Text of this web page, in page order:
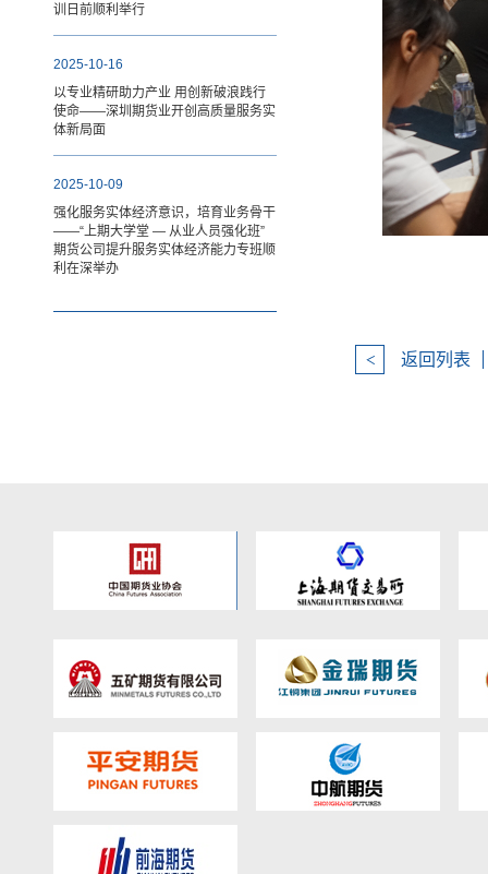
训日前顺利举行
2025-10-16
以专业精研助力产业 用创新破浪践行
使命——深圳期货业开创高质量服务实
体新局面
2025-10-09
强化服务实体经济意识，培育业务骨干
——“上期大学堂 — 从业人员强化班”
期货公司提升服务实体经济能力专班顺
利在深举办
返回列表